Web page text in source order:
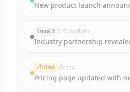
New product launch
โพสต์ X 5 ชั่วโมงที่แล้ว
Industry partnership
เว็บไซต์ เมื่อวาน
Pricing page updated with